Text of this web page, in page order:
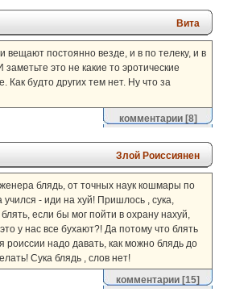
Вита
вещают постоянно везде, и в по телеку, и в
это не какие то эротические
Как будто других тем нет. Ну что за
комментарии[8]
Злой Роиссиянен
блядь, от точных наук кошмары по
- иди на хуй! Пришлось , сука,
если бы мог пойти в охрану нахуй,
у нас все бухают?! Да потому что блять
роиссии надо давать, как можно блядь до
Сука блядь , слов нет!
комментарии [15]